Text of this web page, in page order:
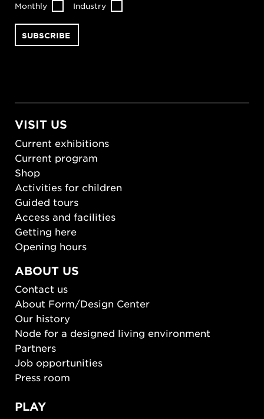
Monthly Industry
VISIT US
Current exhibitions
Current program
Shop
Activities for children
Guided tours
Access and facilities
Getting here
Opening hours
ABOUT US
Contact us
About Form/Design Center
Our history
Node for a designed living environment
Partners
Job opportunities
Press room
PLAY